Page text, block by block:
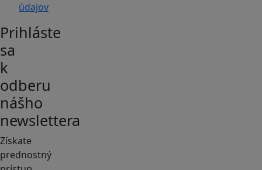
údajov
Prihláste
sa
k
odberu
nášho
newslettera
Získate
prednostný